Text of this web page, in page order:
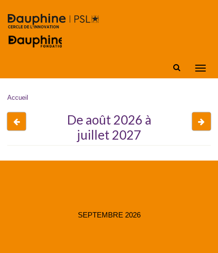
Vous êtes ici
Accueil
Avant
De août 2026 à
juillet 2027
SEPTEMBRE 2026